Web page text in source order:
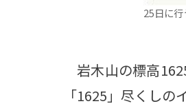
25日に
岩木山の標高
「1625」尽くしの